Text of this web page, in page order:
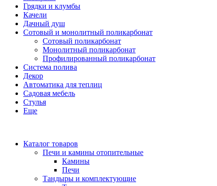
Грядки и клумбы
Качели
Дачный душ
Сотовый и монолитный поликарбонат
Сотовый поликарбонат
Монолитный поликарбонат
Профилированный поликарбонат
Система полива
Декор
Автоматика для теплиц
Садовая мебель
Стулья
Еще
Каталог товаров
Печи и камины отопительные
Камины
Печи
Тандыры и комплектующие